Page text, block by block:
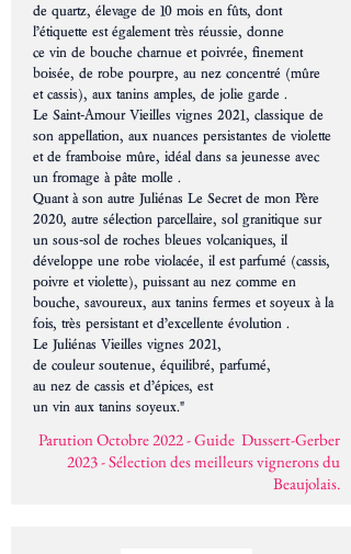
de quartz, élevage de 10 mois en fûts, dont
l’étiquette est également très réussie, donne
ce vin de bouche charnue et poivrée, finement
boisée, de robe pourpre, au nez concentré (mûre
etcassis), aux tanins amples, de jolie garde .
Le Saint-AmourVieilles vignes 2021, classique de
son appellation, aux nuances persistantes de violette
et de framboise mûre, idéal dans sa jeunesse avec
un fromage à pâte molle .
Quant à son autre Juliénas Le Secret de mon Père
2020, autre sélection parcellaire, sol granitique sur
un sous-sol de roches bleues volcaniques, il
développe une robe violacée, il est parfumé (cassis,
poivre et violette), puissant au nez comme en
bouche, savoureux, aux tanins fermes etsoyeux à la
fois, très persistant et d’excellente évolution .
Le Juliénas Vieilles vignes 2021,
de couleursoutenue, équilibré, parfumé,
au nez de cassis et d’épices, est
un vin aux tanins soyeux."
Parution Octobre 2022 - Guide Dussert-Gerber
2023 - Sélection des meilleurs vignerons du
Beaujolais.